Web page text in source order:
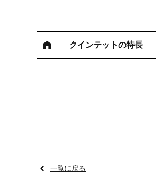
クインテットの特長
一覧に戻る